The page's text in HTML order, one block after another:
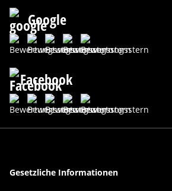
Google
Facebook
Gesetzliche Informationen